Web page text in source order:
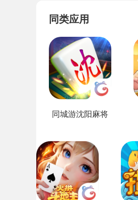
同类应用
同城游沈阳麻将